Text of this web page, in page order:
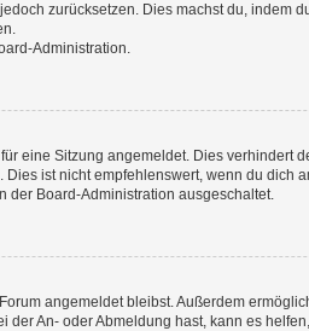
zurücksetzen. Dies machst du, indem
Administration.
eine Sitzung angemeldet. Dies verhindert
ist nicht empfehlenswert, wenn du dich
der Board-Administration ausgeschaltet.
angemeldet bleibst. Außerdem
An- oder Abmeldung hast, kann es